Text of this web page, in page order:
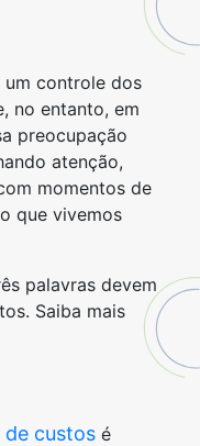
um controle dos
no entanto, em
preocupação
atenção,
momentos de
que vivemos
palavras devem
Saiba mais
de custos é